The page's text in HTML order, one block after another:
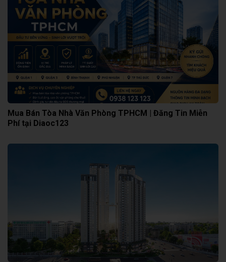
Mua Bán Tòa Nhà Văn Phòng TPHCM | Đăng Tin Miễn
Phí tại Diaoc123